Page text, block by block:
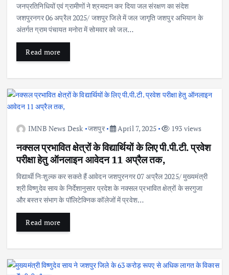
जनप्रतिनिधियों एवं ग्रामीणों ने श्रमदान कर दिया जल संरक्षण का संदेश
जशपुरनगर 06 अप्रैल 2025/ जशपुर जिले में जल जागृति जशपुर अभियान के
अंतर्गत ग्राम पंचायत मनोरा में सोमवार को जल…
Read more
IMNB News Desk जशपुर April 7, 2025 193 views
नक्सल प्रभावित क्षेत्रों के विद्यार्थियों के लिए पी.पी.टी. प्रवेश
परीक्षा हेतु ऑनलाइन आवेदन 11 अप्रैल तक,
विद्यार्थी निःशुल्क कर सकते हैं आवेदन जशपुरनगर 07 अप्रैल 2025/ मुख्यमंत्री
श्री विष्णुदेव साय के निर्देशानुसार प्रदेश के नक्सल प्रभावित क्षेत्रों के सरगुजा
और बस्तर संभाग के पॉलिटेक्निक कॉलेजों में प्रवेश…
Read more